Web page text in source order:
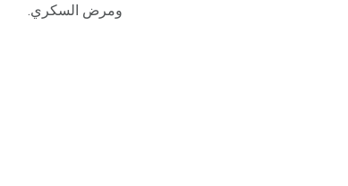
ومرض السكري.